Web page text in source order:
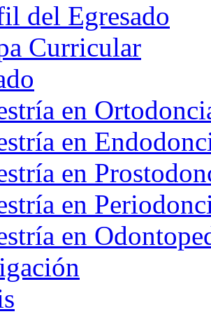
del Egresado
Curricular
en
en
en
en
en